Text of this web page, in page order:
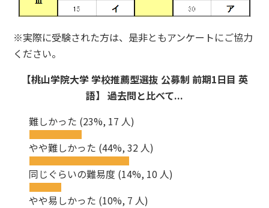
※実際に受験された方は、是非ともアンケートにご協力
ください。
【桃山学院大学 学校推薦型選抜 公募制 前期1日目 英
語】 過去問と比べて...
難しかった (23%, 17 人)
やや難しかった (44%, 32 人)
同じぐらいの難易度 (14%, 10 人)
やや易しかった (10%, 7 人)